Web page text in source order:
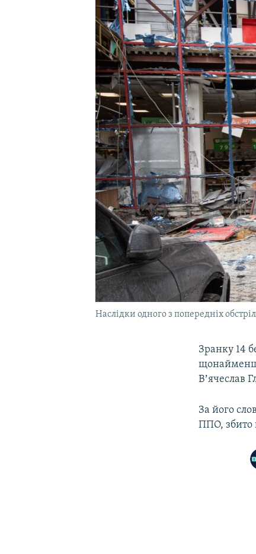
УКРАЇНСЬКА ПРОБЛЕМА КРИМУ
Наслідки одного з попередніх
Зранку 14
Вʼячеслав
За його
ППО, збито